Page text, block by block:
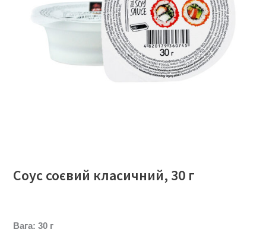
Соус соєвий класичний, 30 г
Вага: 30 г